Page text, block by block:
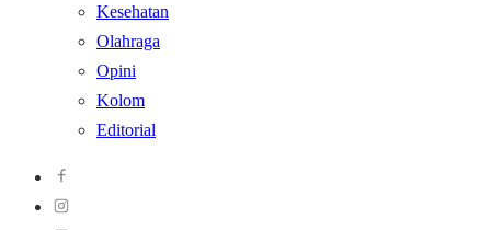
Kesehatan
Olahraga
Opini
Kolom
Editorial